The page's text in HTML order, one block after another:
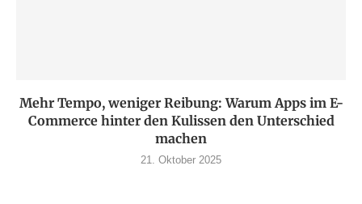
Mehr Tempo, weniger Reibung: Warum Apps im E-
Commerce hinter den Kulissen den Unterschied
machen
21. Oktober 2025